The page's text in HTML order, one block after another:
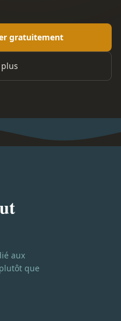
gratuitement
aux
que